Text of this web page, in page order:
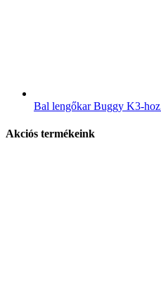
Bal lengőkar Buggy K3-hoz
Akciós termékeink